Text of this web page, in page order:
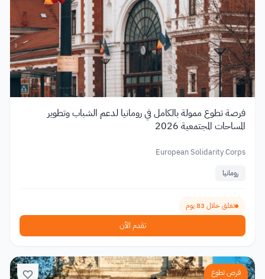
فرصة تطوع ممولة بالكامل في رومانيا لدعم الشباب وتطوير
المساحات المجتمعية 2026
European Solidarity Corps
رومانيا
تغلق خلال 83 يوم
تقدم الآن
فرص تطوع